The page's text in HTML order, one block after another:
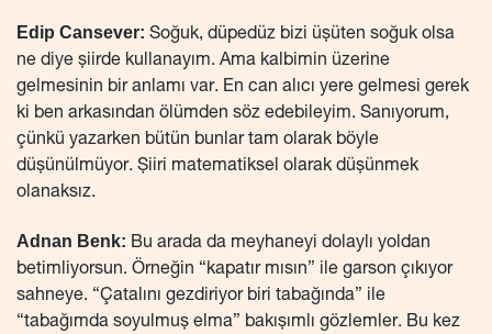
Edip Cansever: Soğuk, düpedüz bizi üşüten soğuk olsa
ne diye şiirde kullanayım. Ama kalbimin üzerine
gelmesinin bir anlamı var. En can alıcı yere gelmesi gerek
ki ben arkasından ölümden söz edebileyim. Sanıyorum,
çünkü yazarken bütün bunlar tam olarak böyle
düşünülmüyor. Şiiri matematiksel olarak düşünmek
olanaksız.
Adnan Benk: Bu arada da meyhaneyi dolaylı yoldan
betimliyorsun. Örneğin “kapatır mısın” ile garson çıkıyor
sahneye. “Çatalını gezdiriyor biri tabağında” ile
“tabağımda soyulmuş elma” bakışımlı gözlemler. Bu kez